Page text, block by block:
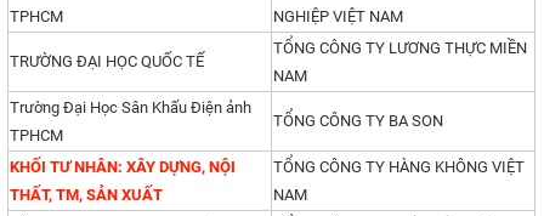
TPHCM
NGHIỆP VIỆT NAM
TRƯỜNG ĐẠI HỌC QUỐC TẾ
TỔNG CÔNG TY LƯƠNG THỰC MIỀN
NAM
Trường Đại Học Sân Khấu Điện ảnh
TPHCM
TỔNG CÔNG TY BA SON
KHỐI TƯ NHÂN: XÂY DỰNG, NỘI
THẤT, TM, SẢN XUẤT
TỔNG CÔNG TY HÀNG KHÔNG VIỆT
NAM